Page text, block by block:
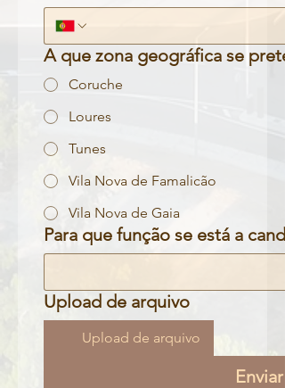
A que zona geográfica se
Coruche
Loures
Tunes
Vila Nova de Famalicão
Vila Nova de Gaia
Para que função se está a
Upload de arquivo
Upload de arquivo
Enviar